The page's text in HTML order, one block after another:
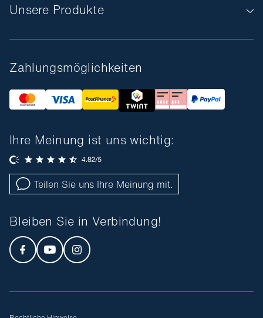
Unsere Produkte
Zahlungsmöglichkeiten
Ihre Meinung ist uns wichtig:
Teilen Sie uns Ihre Meinung mit.
Bleiben Sie in Verbindung!